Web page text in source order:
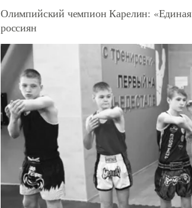
Олимпийский чемпион Карелин:
россиян